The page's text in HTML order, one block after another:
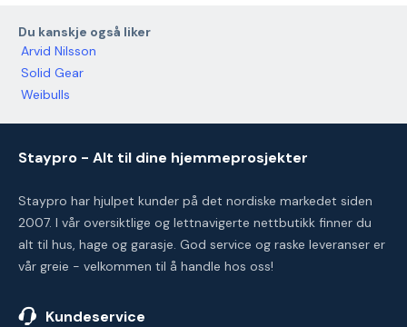
Du kanskje også liker
Arvid Nilsson
Solid Gear
Weibulls
Staypro - Alt til dine hjemmeprosjekter
Staypro har hjulpet kunder på det nordiske markedet siden
2007. I vår oversiktlige og lettnavigerte nettbutikk finner du
alt til hus, hage og garasje. God service og raske leveranser er
vår greie - velkommen til å handle hos oss!
Kundeservice